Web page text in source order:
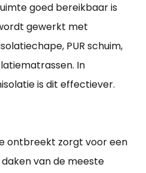
goed bereikbaar is
gewerkt met
PUR schuim,
In
is dit effectiever.
ontbreekt zorgt voor een
van de meeste